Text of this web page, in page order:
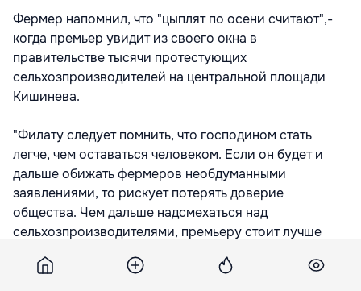
Фермер напомнил, что "цыплят по осени считают",-
когда премьер увидит из своего окна в
правительстве тысячи протестующих
сельхозпроизводителей на центральной площади
Кишинева.
"Филату следует помнить, что господином стать
легче, чем оставаться человеком. Если он будет и
дальше обижать фермеров необдуманными
заявлениями, то рискует потерять доверие
общества. Чем дальше надсмехаться над
сельхозпроизводителями, премьеру стоит лучше
правительство, и лучше уважать граждан, которые за